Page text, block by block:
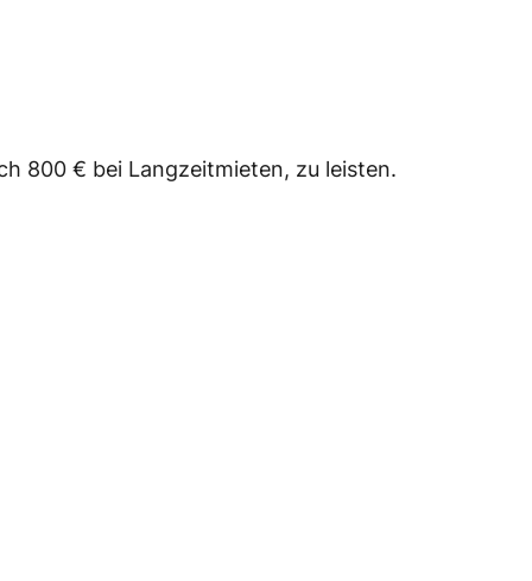
800 € bei Langzeitmieten, zu leisten.